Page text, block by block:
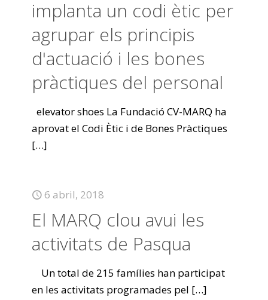
implanta un codi ètic per
agrupar els principis
d'actuació i les bones
pràctiques del personal
elevator shoes La Fundació CV-MARQ ha
aprovat el Codi Ètic i de Bones Pràctiques
[…]
6 abril, 2018
El MARQ clou avui les
activitats de Pasqua
Un total de 215 famílies han participat
en les activitats programades pel […]